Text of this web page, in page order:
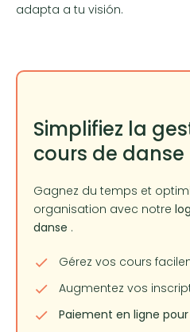
adapta a tu visión.
Simplifiez la
cours de danse
Gagnez du temps et
organisation avec notre
danse .
Gérez vos cours
Augmentez vos
Paiement en ligne